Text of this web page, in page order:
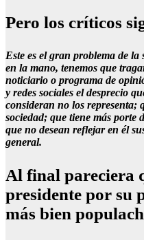
Pero los críticos
Este es el gran problema de
en la mano, tenemos que
noticiario o programa de
y redes sociales el desprecio
consideran no los representa;
sociedad; que tiene más porte
que no desean reflejar en él
general.
Al final pareciera
presidente por su
más bien